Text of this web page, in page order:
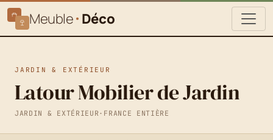
Meuble Déco
JARDIN & EXTÉRIEUR
Latour Mobilier de Jardin
JARDIN & EXTÉRIEUR · FRANCE ENTIÈRE